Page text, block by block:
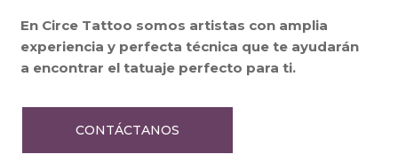
En Circe Tattoo somos artistas con amplia
experiencia y perfecta técnica que te ayudarán
a encontrar el tatuaje perfecto para ti.
CONTÁCTANOS